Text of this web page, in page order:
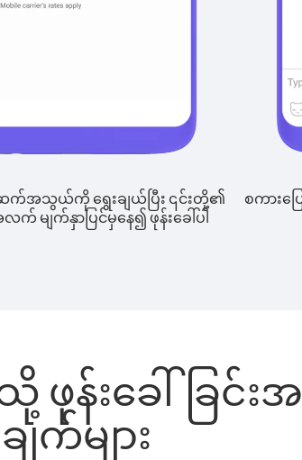
က်အသွယ်ကို ရွေးချယ်ပြီး ၎င်းတို့၏
မျက်နှာပြင်မှနေ၍ ဖုန်းခေါ်ပါ
စကားပြ
ဖုန်းခေါ်ခြ
ချက်များ